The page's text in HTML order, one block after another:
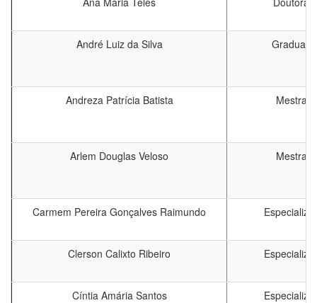
André Luiz da Silva
Andreza Patrícia Batista
Arlem Douglas Veloso
Carmem Pereira Gonçalves Raimundo
Clerson Calixto Ribeiro
Cíntia Amária Santos